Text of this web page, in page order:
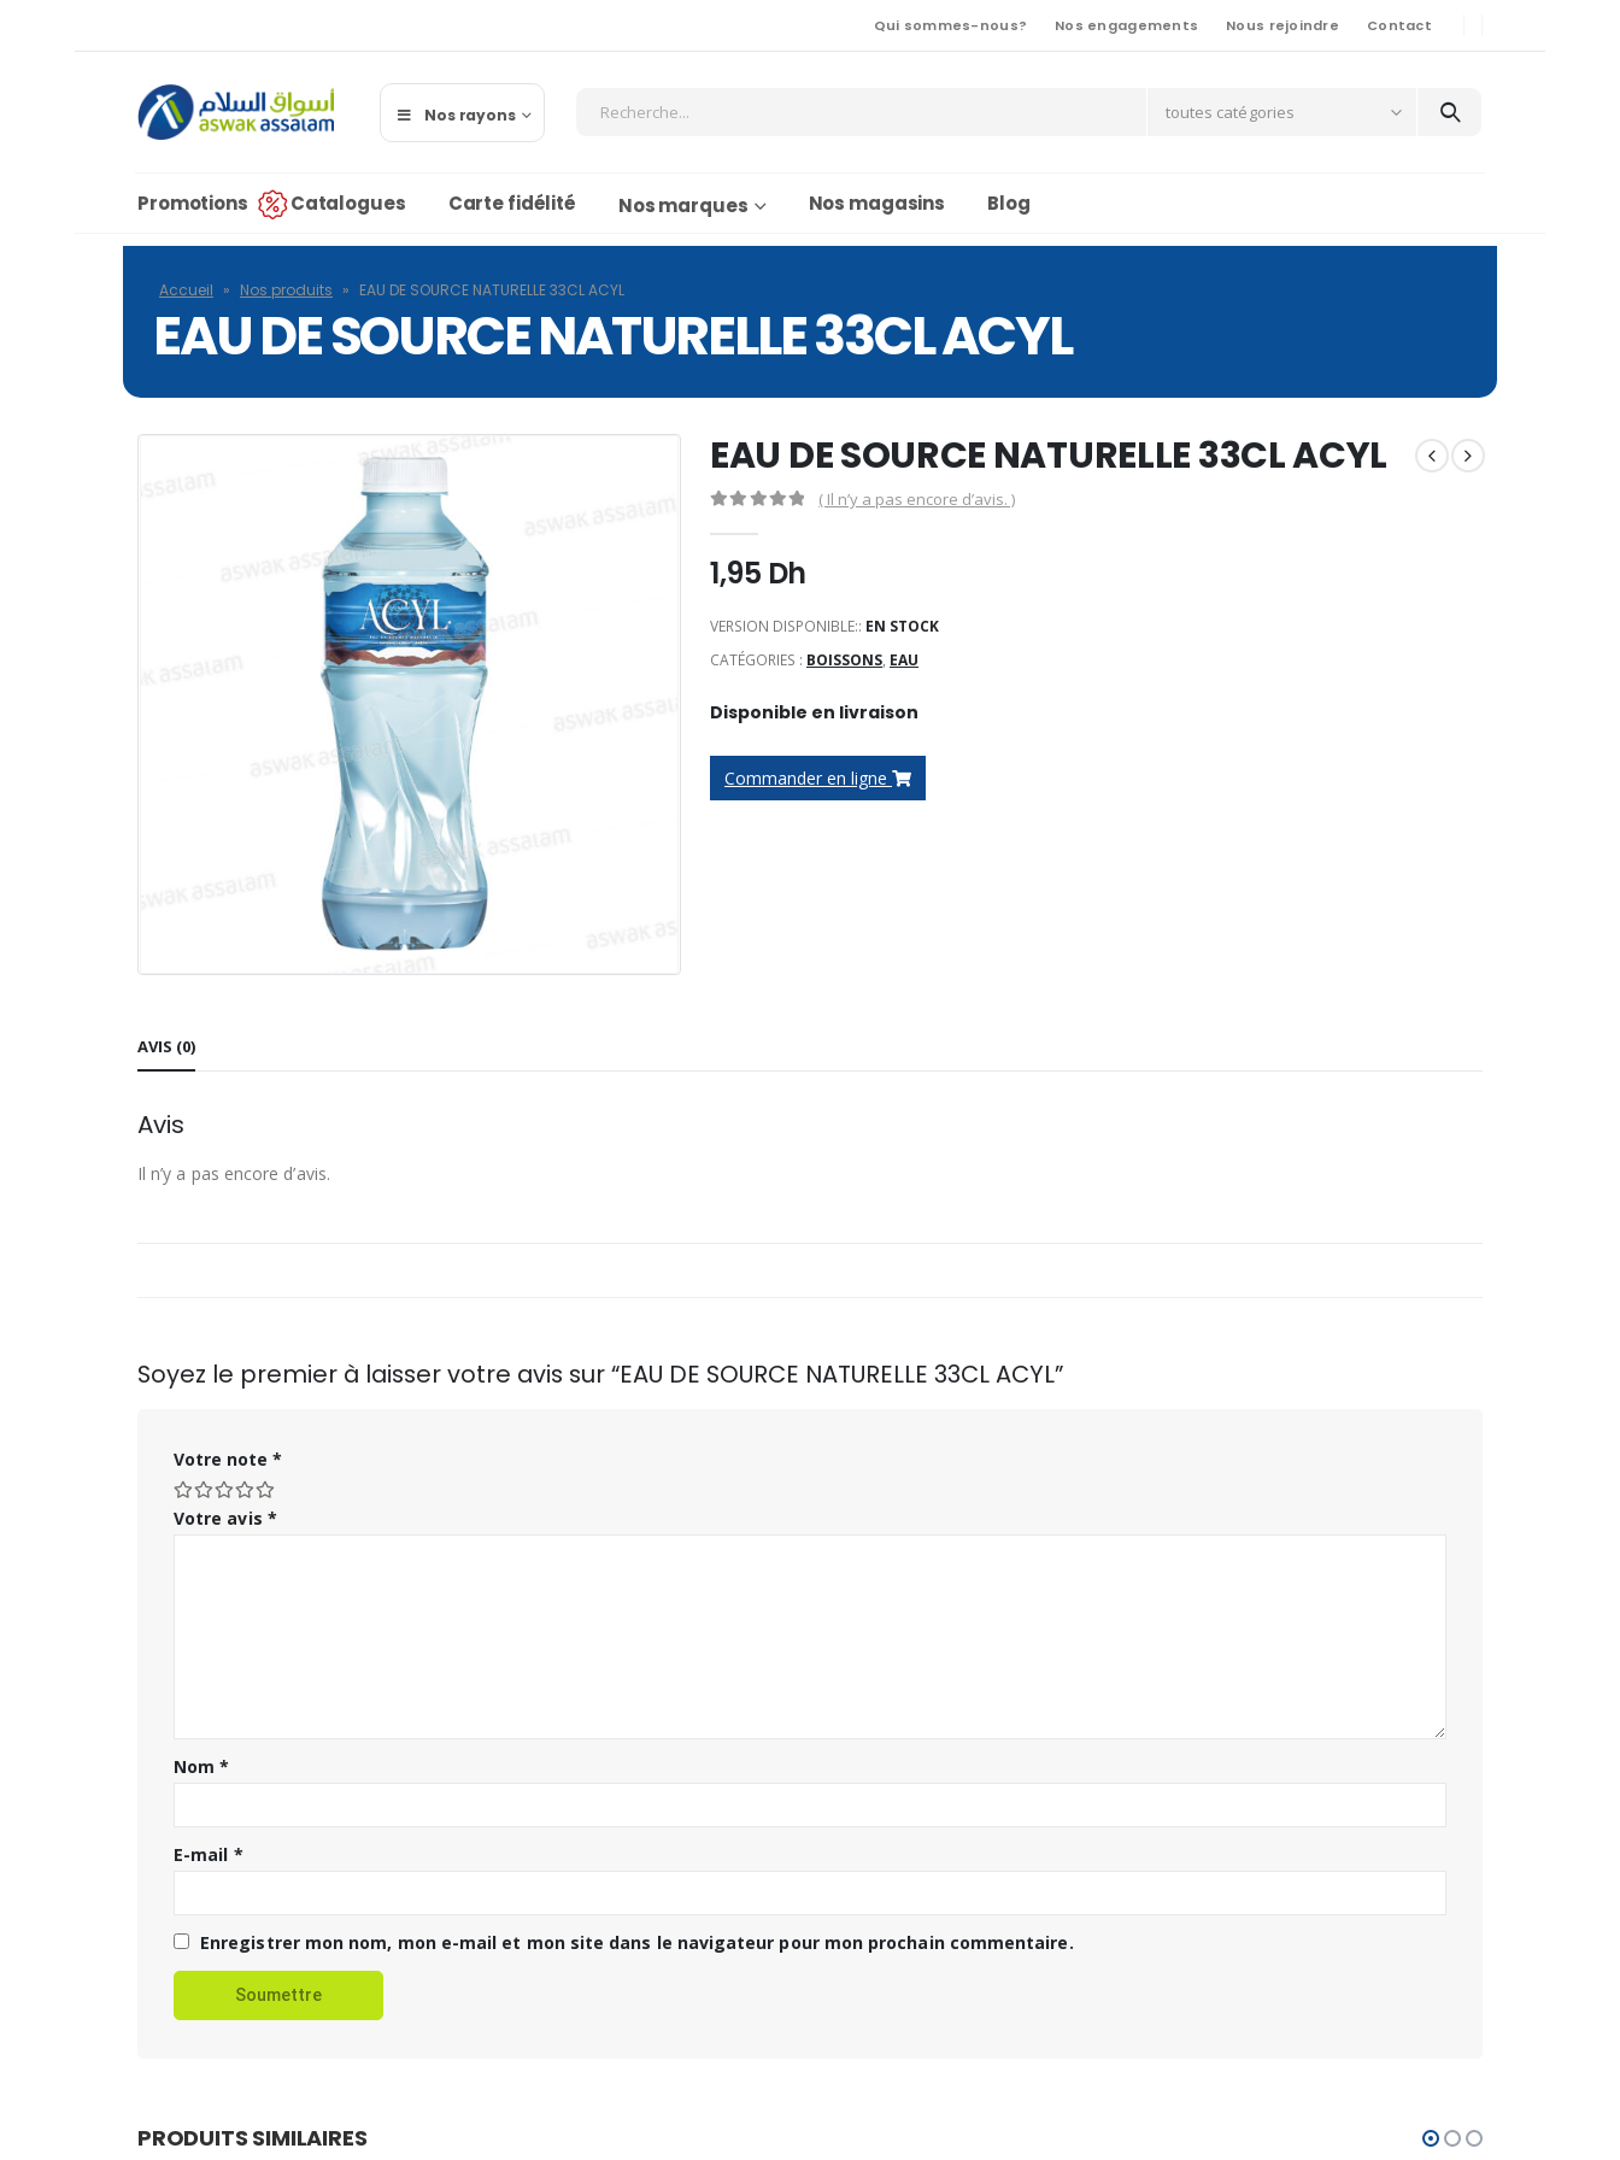
Qui sommes-nous? Nos engagements Nous rejoindre Contact
Nos rayons toutes catégories
Promotions Catalogues Carte fidélité Nos marques Nos magasins Blog
Accueil » Nos produits » EAU DE SOURCE NATURELLE 33CL ACYL
EAU DE SOURCE NATURELLE 33CL ACYL
EAU DE SOURCE NATURELLE 33CL ACYL
( Il n’y a pas encore d’avis. )
1,95 Dh
VERSION DISPONIBLE:: EN STOCK
CATÉGORIES : BOISSONS, EAU
Disponible en livraison
Commander en ligne
AVIS (0)
Avis
Il n’y a pas encore d’avis.
Soyez le premier à laisser votre avis sur “EAU DE SOURCE NATURELLE 33CL ACYL”
Votre note *
Votre avis *
Nom*
E-mail *
Enregistrer mon nom, mon e-mail et mon site dans le navigateur pour mon prochain commentaire.
PRODUITS SIMILAIRES